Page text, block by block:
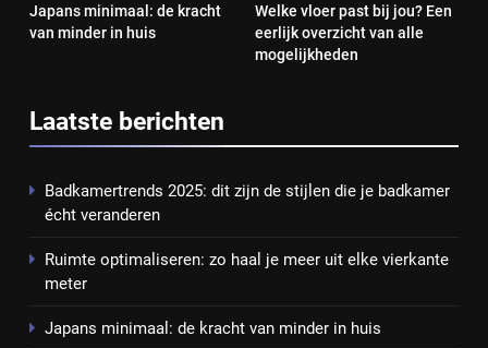
Japans minimaal: de kracht
van minder in huis
Welke vloer past bij jou? Een
eerlijk overzicht van alle
mogelijkheden
Laatste berichten
Badkamertrends 2025: dit zijn de stijlen die je badkamer
écht veranderen
Ruimte optimaliseren: zo haal je meer uit elke vierkante
meter
Japans minimaal: de kracht van minder in huis